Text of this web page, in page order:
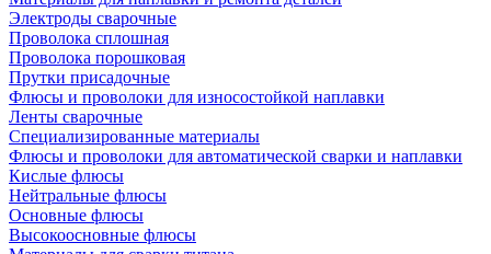
Электроды сварочные
Проволока сплошная
Проволока порошковая
Прутки присадочные
Флюсы и проволоки для износостойкой наплавки
Ленты сварочные
Специализированные материалы
Флюсы и проволоки для автоматической сварки и наплавки
Кислые флюсы
Нейтральные флюсы
Основные флюсы
Высокоосновные флюсы